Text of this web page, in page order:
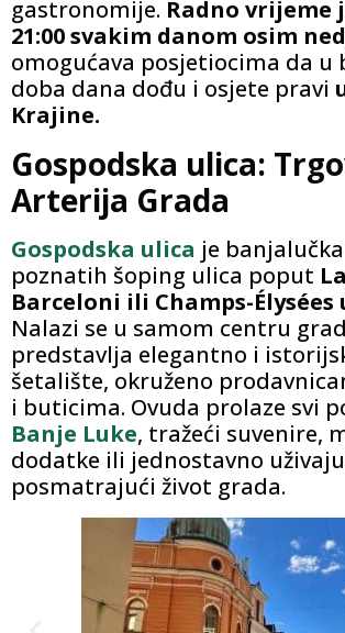
gastronomije. Radno vrijeme
21:00 svakim danom osim
omogućava posjetiocima da u
doba dana dođu i osjete pravi
Krajine.
Gospodska ulica:
Arterija Grada
Gospodska ulica je
poznatih šoping ulica poput
Barceloni ili Champs-Élysées
Nalazi se u samom centru
predstavlja elegantno i
šetalište, okruženo
i buticima. Ovuda prolaze svi
Banje Luke, tražeći suvenire,
dodatke ili jednostavno
posmatrajući život grada.